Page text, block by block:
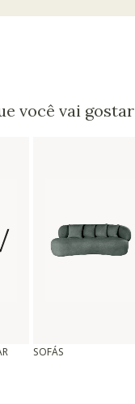
você vai gostar
SOFÁS